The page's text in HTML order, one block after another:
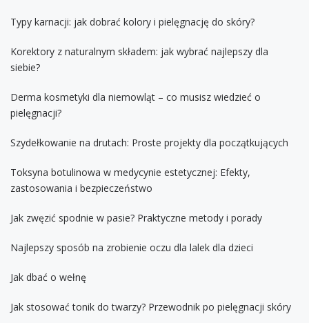
Typy karnacji: jak dobrać kolory i pielęgnację do skóry?
Korektory z naturalnym składem: jak wybrać najlepszy dla
siebie?
Derma kosmetyki dla niemowląt – co musisz wiedzieć o
pielęgnacji?
Szydełkowanie na drutach: Proste projekty dla początkujących
Toksyna botulinowa w medycynie estetycznej: Efekty,
zastosowania i bezpieczeństwo
Jak zwęzić spodnie w pasie? Praktyczne metody i porady
Najlepszy sposób na zrobienie oczu dla lalek dla dzieci
Jak dbać o wełnę
Jak stosować tonik do twarzy? Przewodnik po pielęgnacji skóry